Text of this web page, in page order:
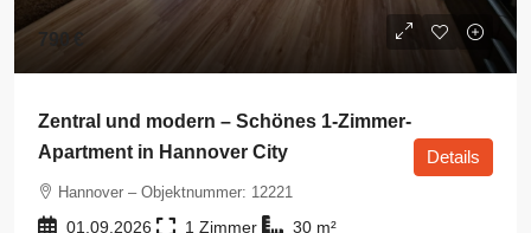
790 €
Zentral und modern – Schönes 1-Zimmer-
Apartment in Hannover City
Hannover – Objektnummer: 12221
01.09.2026 1 30 m²
Details